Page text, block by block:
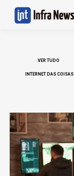
VER TUDO
INTERNET DAS COISAS